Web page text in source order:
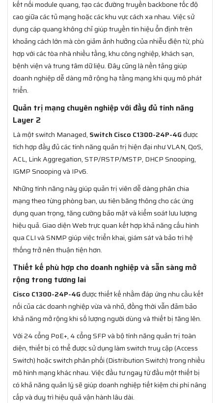
kết nối module quang, tạo các đường truyền backbone tốc độ
cao giữa các tủ mạng hoặc các khu vực cách xa nhau. Việc sử
dụng cáp quang không chỉ giúp truyền tín hiệu ổn định trên
khoảng cách lớn mà còn giảm ảnh hưởng của nhiễu điện từ, phù
hợp với các tòa nhà nhiều tầng, khu công nghiệp, khách sạn,
bệnh viện và trung tâm dữ liệu. Đây cũng là nền tảng giúp
doanh nghiệp dễ dàng mở rộng hạ tầng mạng khi quy mô phát
triển.
Quản trị mạng chuyên nghiệp với đầy đủ tính năng
Layer 2
Là một switch Managed, Switch Cisco C1300-24P-4G được
tích hợp đầy đủ các tính năng quản trị hiện đại như VLAN, QoS,
ACL, Link Aggregation, STP/RSTP/MSTP, DHCP Snooping,
IGMP Snooping và IPv6.
Những tính năng này giúp quản trị viên dễ dàng phân chia
mạng theo từng phòng ban, ưu tiên băng thông cho các ứng
dụng quan trọng, tăng cường bảo mật và kiểm soát lưu lượng
hiệu quả. Giao diện Web trực quan kết hợp khả năng cấu hình
qua CLI và SNMP giúp việc triển khai, giám sát và bảo trì hệ
thống trở nên thuận tiện hơn.
Thiết kế phù hợp cho doanh nghiệp và sẵn sàng mở
rộng trong tương lai
Cisco C1300-24P-4G được thiết kế nhằm đáp ứng nhu cầu kết
nối của các doanh nghiệp vừa và nhỏ, đồng thời vẫn đảm bảo
khả năng mở rộng khi số lượng người dùng và thiết bị tăng lên.
Với 24 cổng PoE+, 4 cổng SFP và bộ tính năng quản trị toàn
diện, thiết bị có thể được sử dụng làm switch truy cập (Access
Switch) hoặc switch phân phối (Distribution Switch) trong nhiều
mô hình mạng khác nhau. Việc đầu tư ngay từ đầu một thiết bị
có khả năng quản lý sẽ giúp doanh nghiệp tiết kiệm chi phí nâng
cấp và duy trì hiệu quả vận hành lâu dài.